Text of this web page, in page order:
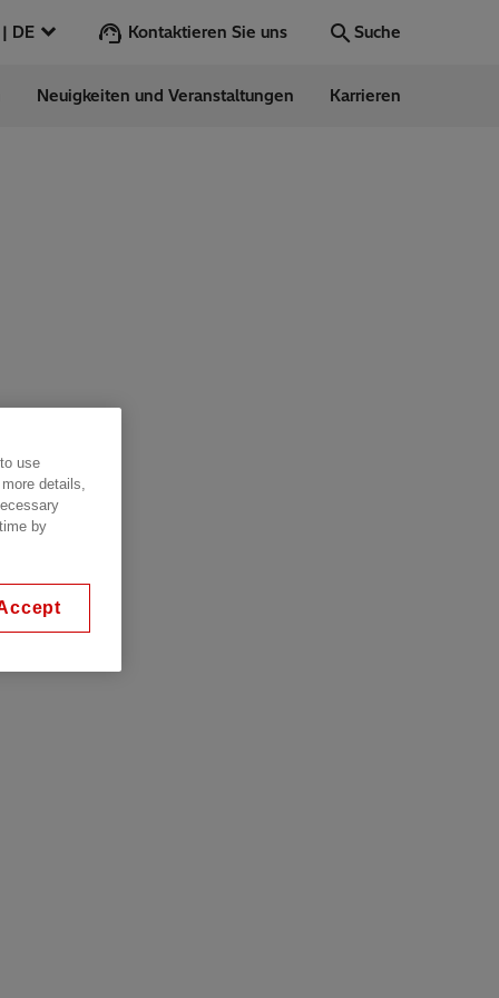
Deutschland | DE Kontaktieren Sie uns Suche
Neuigkeiten und Veranstaltungen Karrieren
use
details,
by